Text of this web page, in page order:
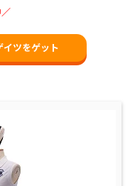
ツをゲット